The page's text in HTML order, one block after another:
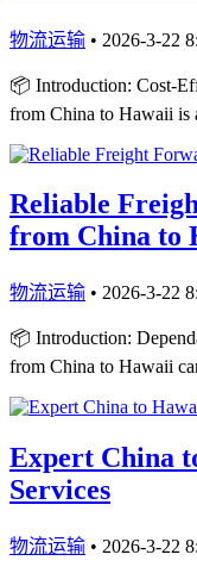
物流运输 • 2026-3-22
📦 Introduction: Cost-
from China to Hawaii
Reliable
from China to
物流运输 • 2026-3-22
📦 Introduction:
from China to Hawaii
Expert China
Services
物流运输 • 2026-3-22